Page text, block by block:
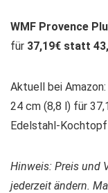
WMF Provence
für 37,19€ statt
Aktuell bei
24 cm (8,8 l) für
Edelstahl-
Hinweis: Preis und
jederzeit ändern.